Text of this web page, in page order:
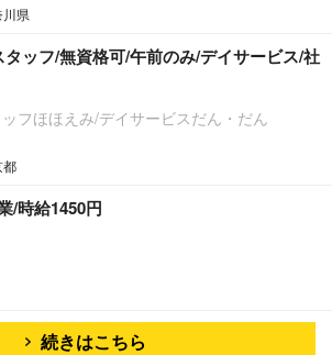
県
タッフ/無資格可/午前のみ/デイサービス/社
フほほえみ/デイサービスだん・だん
都
/時給1450円
続きはこちら